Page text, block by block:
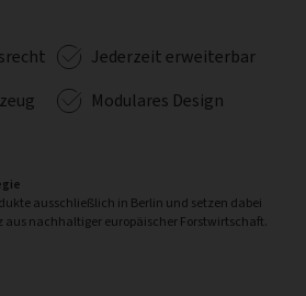
Jederzeit erweiterbar
Modulares Design
ausschließlich in Berlin und setzen dabei
aus nachhaltiger europäischer Forstwirtschaft.